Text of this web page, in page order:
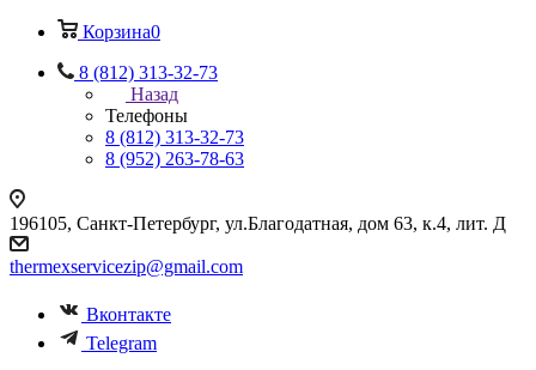
Корзина0
8 (812) 313-32-73
Назад
Телефоны
8 (812) 313-32-73
8 (952) 263-78-63
196105, Санкт-Петербург, ул.Благодатная, дом 63, к.4, лит. Д
thermexservicezip@gmail.com
Вконтакте
Telegram